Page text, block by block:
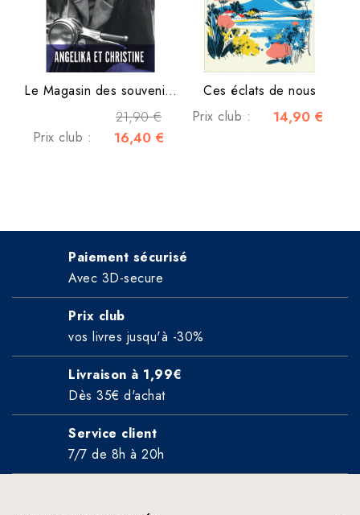
Le Magasin des souvenirs -...
21,90 €
Prix club : 16,40 €
Ces éclats de nous
Prix club :
14,90 €
Paiement sécurisé
Avec 3D-secure
Prix club
vos livres jusqu'à -30%
Livraison à 1,99€
Dès 35€ d'achat
Service client
7/7 de 8h à 20h